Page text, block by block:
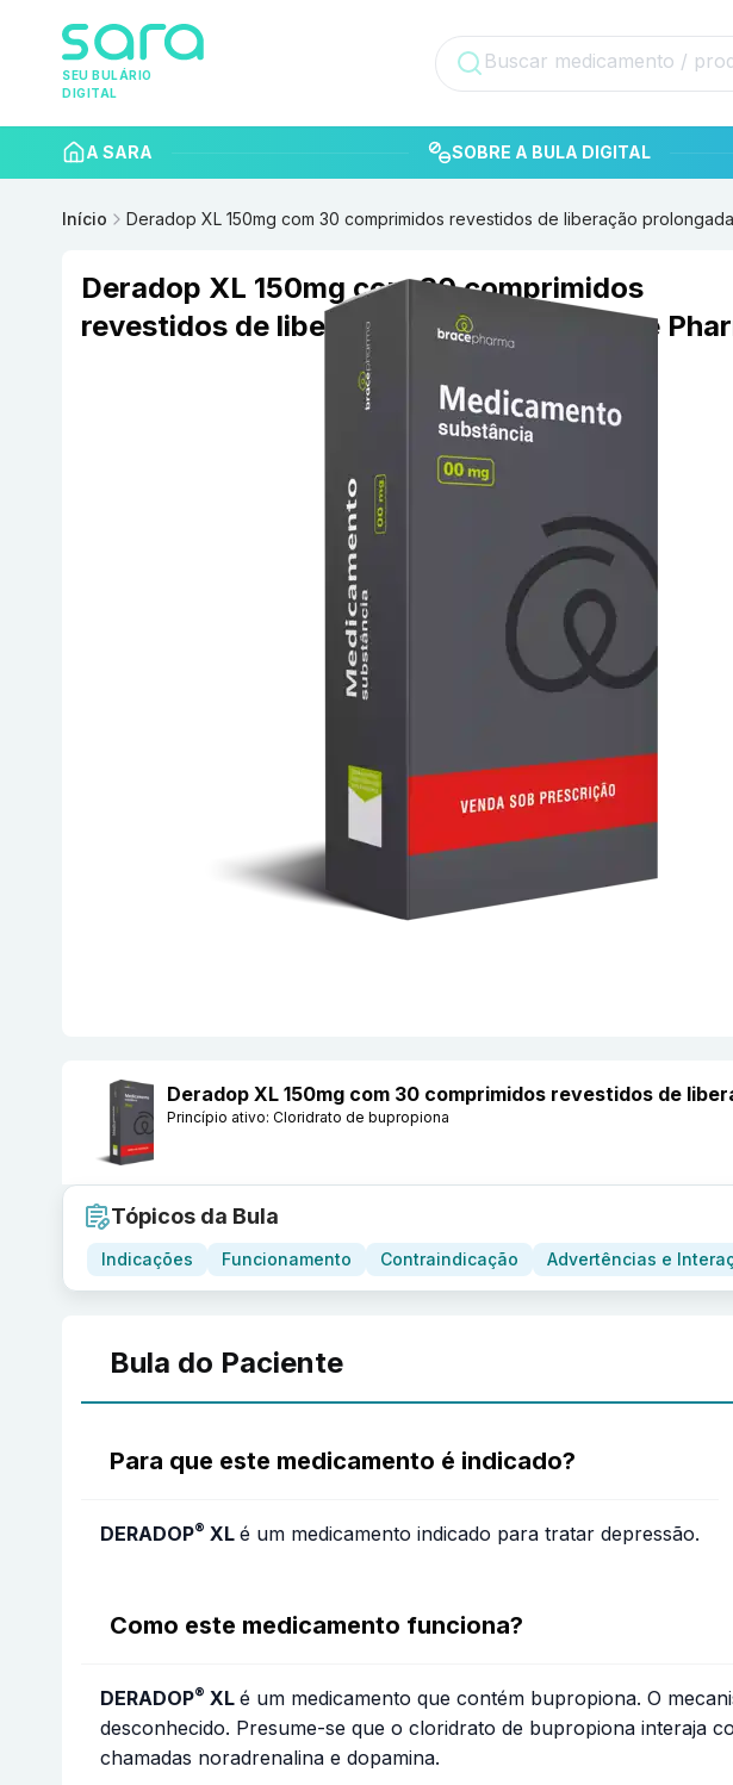
SEU BULÁRIO
DIGITAL
A SARA SOBRE A BULA DIGITAL
Início Deradop XL 150mg com 30 comprimidos revestidos de liberação
Deradop XL 150mg com 30 comprimidos
revestidos de liberação prolongada Brace
Deradop XL 150mg com 30 comprimidos revestidos de
Princípio ativo: Cloridrato de bupropiona
Tópicos da Bula
Indicações Funcionamento Contraindicação Advertências e
Bula do Paciente
Para que este medicamento é indicado?
DERADOP® XL é um medicamento indicado para tratar depressão.
Como este medicamento funciona?
DERADOP® XL é um medicamento que contém bupropiona. O
desconhecido. Presume-se que o cloridrato de bupropiona interaja
chamadas noradrenalina e dopamina.